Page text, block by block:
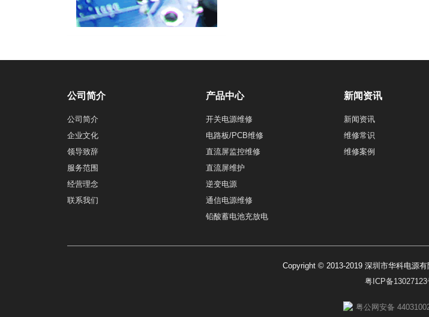
公司简介
公司简介
企业文化
领导致辞
服务范围
经营理念
联系我们
产品中心
开关电源维修
电路板/PCB维修
直流屏监控维修
直流屏维护
逆变电源
通信电源维修
铅酸蓄电池充放电
新闻资讯
新闻资讯
维修常识
维修案例
Copyright © 2013-2019 深圳市华科电源
粤ICP备13027123
粤公网安备